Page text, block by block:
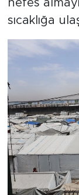
nefes
sıcaklığa